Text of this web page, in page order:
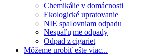
Chemikálie v domácnosti
Ekologické upratovanie
NIE spaľovniam odpadu
Nespaľujme odpady
Odpad z cigariet
Môžeme urobiť ešte viac...